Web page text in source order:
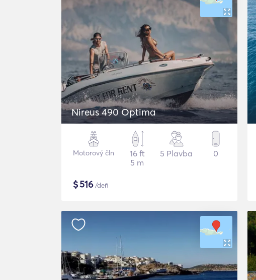
Nireus 490 Optima
Motorový čln
16 ft
5 m
5 Plavba 0
$516/deň